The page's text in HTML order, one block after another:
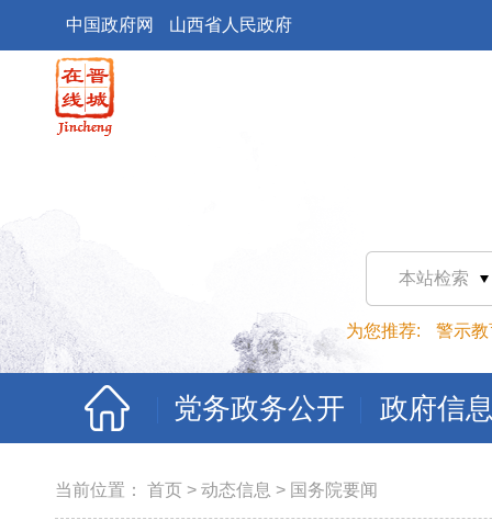
中国政府网 山西省人民政府
本站检索
为您推荐: 警示教
党务政务公开 政府信
当前位置： 首页 > 动态信息 > 国务院要闻